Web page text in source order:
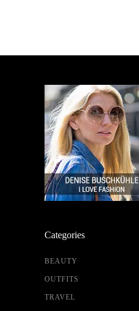
Categories
BEAUTY
OUTFITS
TRAVEL